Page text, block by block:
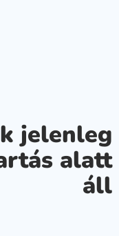
jelenleg
alatt
áll